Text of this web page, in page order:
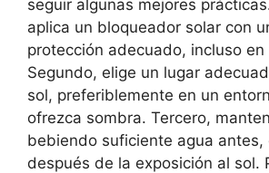
seguir algunas mejores
aplica un bloqueador solar con
protección adecuado, incluso
Segundo, elige un lugar
sol, preferiblemente en un
ofrezca sombra. Tercero,
bebiendo suficiente agua antes,
después de la exposición al sol.